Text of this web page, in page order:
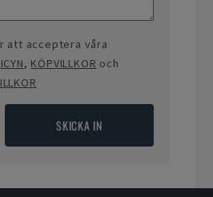
att acceptera våra
, KÖPVILLKOR och
SKICKA IN